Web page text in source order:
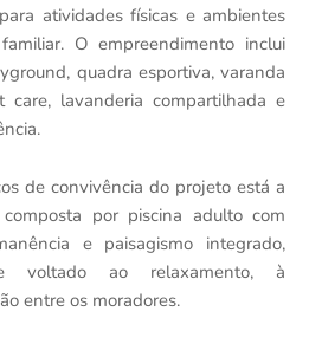
atividades físicas e ambientes
O empreendimento inclui
quadra esportiva, varanda
lavanderia compartilhada e
de convivência do projeto está a
por piscina adulto com
e paisagismo integrado,
voltado ao relaxamento, à
entre os moradores.